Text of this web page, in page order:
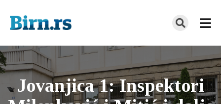
Jovanjica 1: Inspektori